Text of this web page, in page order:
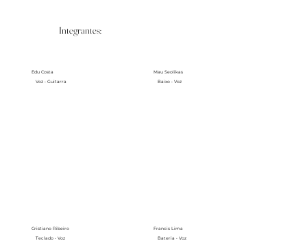
Integrantes:
Edu Costa
Voz • Guitarra
Mau Seolikas
Baixo • Voz
Cristiano Ribeiro
Teclado • Voz
Francis Lima
Bateria • Voz